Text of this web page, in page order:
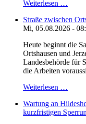
Weiterlesen …
Straße zwischen
Mi, 05.08.2026 -
Heute beginnt die
Ortshausen und
Landesbehörde für
die Arbeiten
Weiterlesen …
Wartung an
kurzfristigen